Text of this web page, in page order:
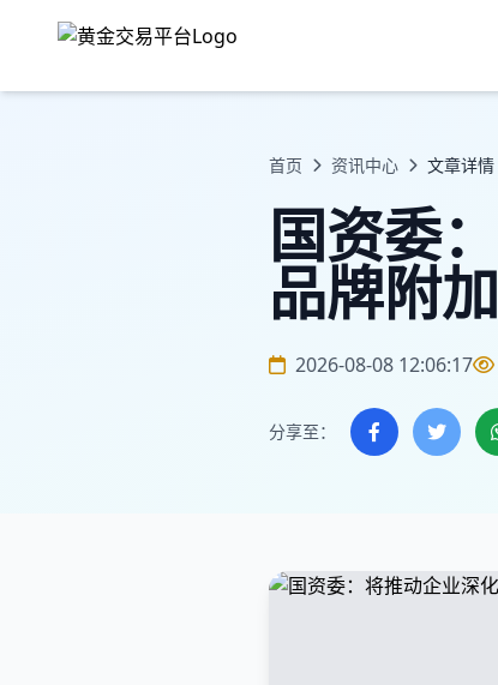
首页 资讯中心 文章详情
国资委
品牌附
2026-08-08 12:06:17
分享至：